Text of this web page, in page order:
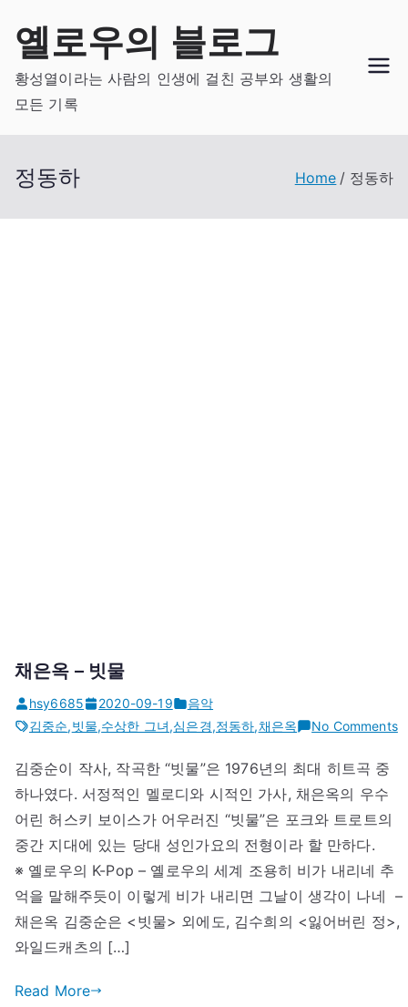
content
옐로우의 블로그
황성열이라는 사람의 인생에 걸친 공부와 생활의
모든 기록
정동하 Home 정동하
채은옥 – 빗물
hsy6685 2020-09-19
음악
김중순,빗물,수상한 그녀,심은경,정동하,채은옥 No Comments
김중순이 작사, 작곡한 “빗물”은 1976년의 최대 히트곡 중
하나였다. 서정적인 멜로디와 시적인 가사, 채은옥의 우수
어린 허스키 보이스가 어우러진 “빗물”은 포크와 트로트의
중간 지대에 있는 당대 성인가요의 전형이라 할 만하다.
※ 옐로우의 K-Pop – 옐로우의 세계 조용히 비가 내리네 추
억을 말해주듯이 이렇게 비가 내리면 그날이 생각이 나네 –
채은옥 김중순은 <빗물> 외에도, 김수희의 <잃어버린 정>,
와일드캐츠의 […]
Read More